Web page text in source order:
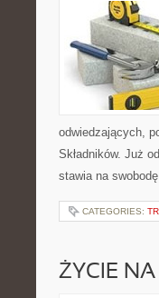
odwiedzających,
Składników. Już
stawia na
CATEGORIES:
ŻYCIE NA